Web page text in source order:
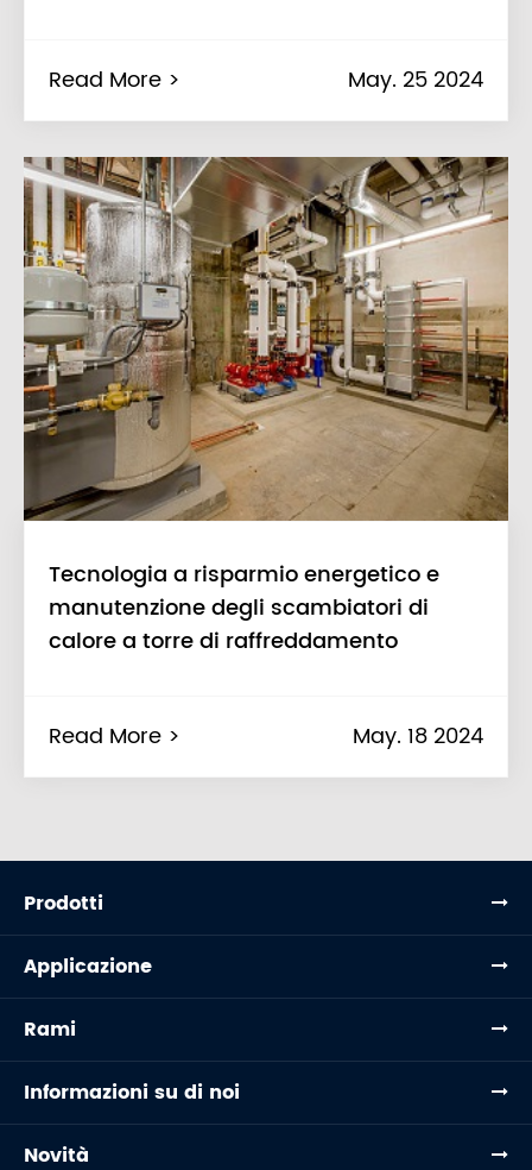
Read More > May. 25 2024
Tecnologia a risparmio energetico e
manutenzione degli scambiatori di
calore a torre di raffreddamento
Read More > May. 18 2024
Prodotti
Applicazione
Rami
Informazioni su di noi
Novità